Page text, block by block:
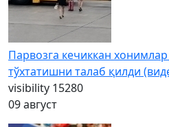
Парвозга кечиккан
тўхтатишни талаб қилди
visibility 15280
09 август